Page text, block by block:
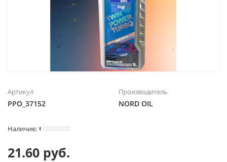
Артикул
РРО_37152
Производитель
NORD OIL
21.60 руб.